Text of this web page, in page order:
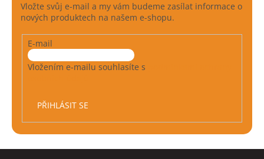
Vložte svůj e-mail a my vám budeme zasílat informace o
nových produktech na našem e-shopu.
E-mail
Vložením e-mailu souhlasíte s
PŘIHLÁSIT SE